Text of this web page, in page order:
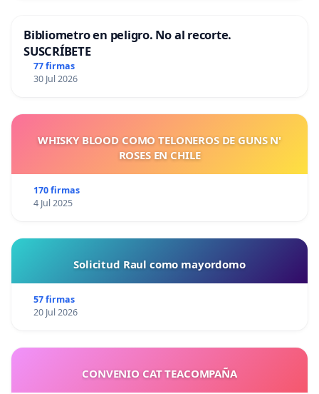
Bibliometro en peligro. No al recorte.
SUSCRÍBETE
77 firmas
30 Jul 2026
WHISKY BLOOD COMO TELONEROS DE GUNS N'
ROSES EN CHILE
170 firmas
4 Jul 2025
Solicitud Raul como mayordomo
57 firmas
20 Jul 2026
CONVENIO CAT TEACOMPAÑA